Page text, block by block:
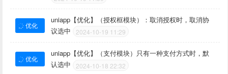
优化
uniapp【优化】（授权框模块）：取消授权时，取消协
议选中
2024-10-19 11:29
优化
uniapp【优化】（支付模块）只有一种支付方式时，默
认选中
2024-10-18 22:32